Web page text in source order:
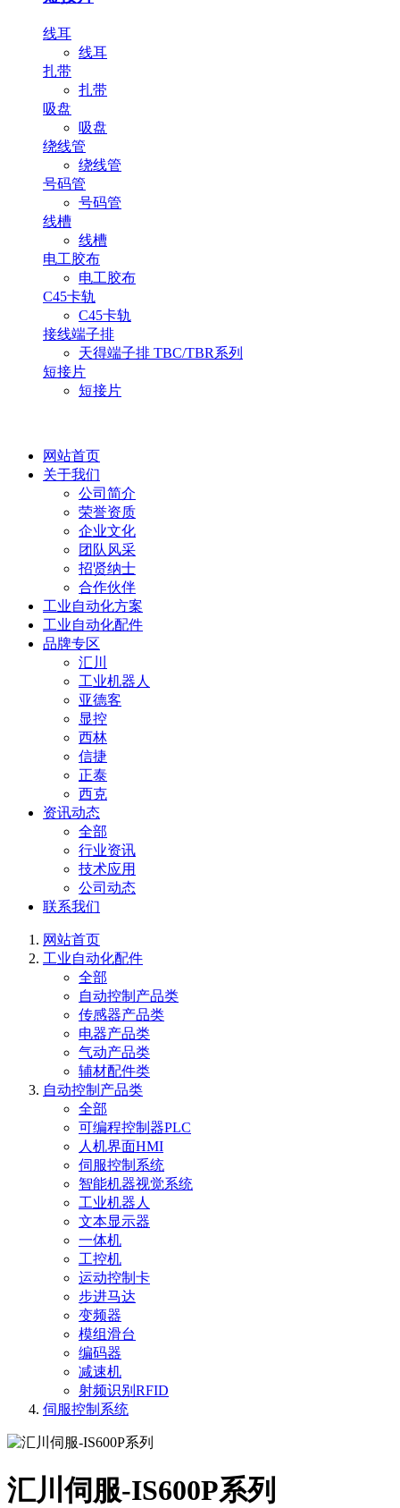
线耳
线耳
扎带
扎带
吸盘
吸盘
绕线管
绕线管
号码管
号码管
线槽
线槽
电工胶布
电工胶布
C45卡轨
C45卡轨
接线端子排
天得端子排 TBC/TBR系列
短接片
短接片
网站首页
关于我们
公司简介
荣誉资质
企业文化
团队风采
招贤纳士
合作伙伴
工业自动化方案
工业自动化配件
品牌专区
汇川
工业机器人
亚德客
显控
西林
信捷
正泰
西克
资讯动态
全部
行业资讯
技术应用
公司动态
联系我们
网站首页
工业自动化配件
全部
自动控制产品类
传感器产品类
电器产品类
气动产品类
辅材配件类
自动控制产品类
全部
可编程控制器PLC
人机界面HMI
伺服控制系统
智能机器视觉系统
工业机器人
文本显示器
一体机
工控机
运动控制卡
步进马达
变频器
模组滑台
编码器
减速机
射频识别RFID
伺服控制系统
汇川伺服-IS600P系列